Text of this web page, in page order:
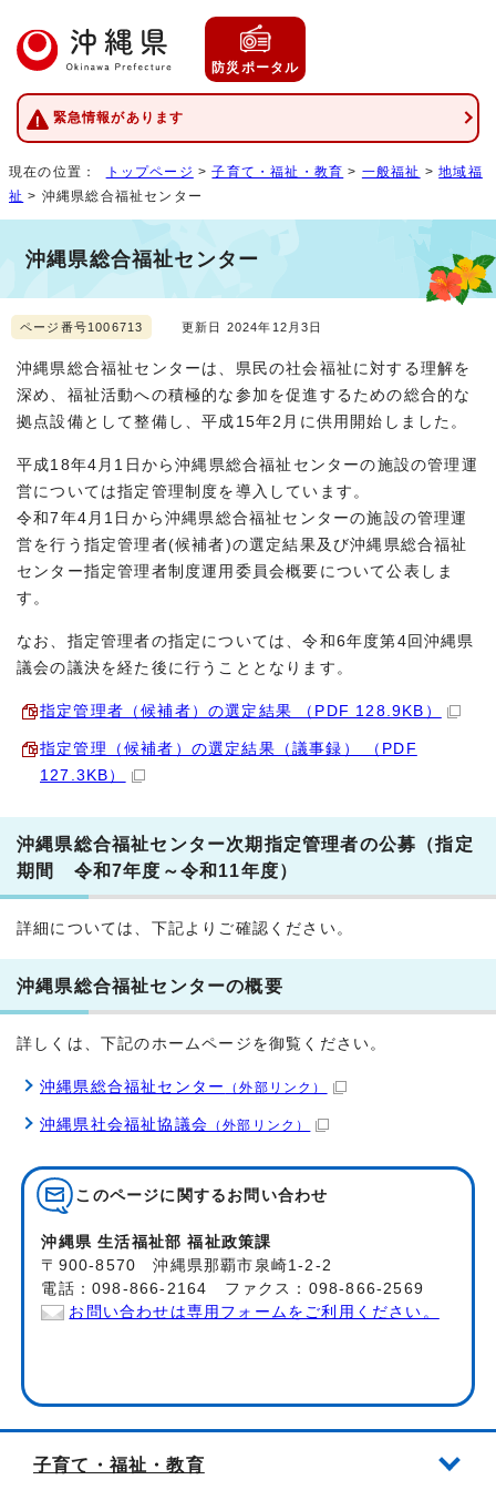
防災ポータル
緊急情報があります
現在の位置： トップページ >子育て・福祉・教育 > 一般福祉 >地域福
祉 > 沖縄県総合福祉センター
沖縄県総合福祉センター
ページ番号1006713 更新日 2024年12月3日
沖縄県総合福祉センターは、県民の社会福祉に対する理解を
深め、福祉活動への積極的な参加を促進するための総合的な
拠点設備として整備し、平成15年2月に供用開始しました。
平成18年4月1日から沖縄県総合福祉センターの施設の管理運
営については指定管理制度を導入しています。
令和7年4月1日から沖縄県総合福祉センターの施設の管理運
営を行う指定管理者(候補者)の選定結果及び沖縄県総合福祉
センター指定管理者制度運用委員会概要について公表しま
す。
なお、指定管理者の指定については、令和6年度第4回沖縄県
議会の議決を経た後に行うこととなります。
指定管理者（候補者）の選定結果 （PDF 128.9KB）
指定管理（候補者）の選定結果（議事録） （PDF
127.3KB）
沖縄県総合福祉センター次期指定管理者の公募（指定
期間 令和7年度～令和11年度）
詳細については、下記よりご確認ください。
沖縄県総合福祉センターの概要
詳しくは、下記のホームページを御覧ください。
沖縄県総合福祉センター （外部リンク）
沖縄県社会福祉協議会 （外部リンク）
このページに関する お問い合わせ
沖縄県 生活福祉部 福祉政策課
〒900-8570 沖縄県那覇市泉崎1-2-2
電話：098-866-2164 ファクス：098-866-2569
お問い合わせは専用フォームをご利用ください。
子育て・福祉・教育